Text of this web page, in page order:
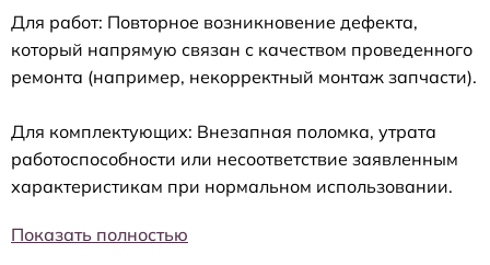
Для работ: Повторное возникновение дефекта,
который напрямую связан с качеством проведенного
ремонта (например, некорректный монтаж запчасти).
Для комплектующих: Внезапная поломка, утрата
работоспособности или несоответствие заявленным
характеристикам при нормальном использовании.
Показать полностью